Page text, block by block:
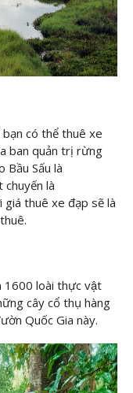
có thể thuê xe
ban quản trị rừng
Bầu Sấu là
là
thuê xe đạp sẽ là
1600 loài thực vật
cây cổ thụ hàng
Quốc Gia này.